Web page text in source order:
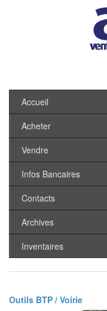
Accueil
Acheter
Vendre
Infos Bancaires
Contacts
Archives
Inventaires
Outils BTP / Voirie